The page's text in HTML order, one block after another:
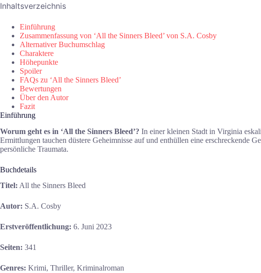
Inhaltsverzeichnis
Einführung
Zusammenfassung von ‘All the Sinners Bleed’ von S.A. Cosby
Alternativer Buchumschlag
Charaktere
Höhepunkte
Spoiler
FAQs zu ‘All the Sinners Bleed’
Bewertungen
Über den Autor
Fazit
Einführung
Worum geht es in ‘All the Sinners Bleed’? In einer kleinen Stadt in Virginia
Ermittlungen tauchen düstere Geheimnisse auf und enthüllen eine erschreckende
persönliche Traumata.
Buchdetails
Titel: All the Sinners Bleed
Autor: S.A. Cosby
Erstveröffentlichung: 6. Juni 2023
Seiten: 341
Genres: Krimi, Thriller, Kriminalroman